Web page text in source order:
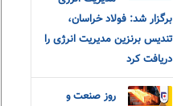
برگزار شد: فولاد خراسان،
تندیس برنزین مدیریت انرژی را
دریافت کرد
روز صنعت و